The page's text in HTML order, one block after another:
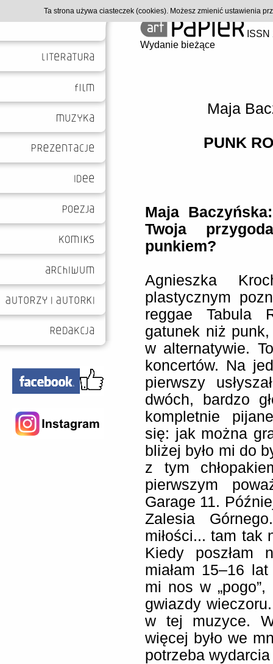
Wydanie bieżące
Maja
PUNK
Maja
Twoja
punkiem?
Agnieszka
plastycznym
reggae Tabula
gatunek niż
w alternatywie.
koncertów. Na
pierwszy
dwóch, bardzo
kompletnie
się: jak można
bliżej było mi do
z tym
pierwszym
Garage 11.
Zalesia
miłości... tam tak
Kiedy poszłam
miałam 15–16
mi nos w
gwiazdy
w tej muzyce.
więcej było we
potrzeba
Ta strona używa ciasteczek (cookies). Możesz zmienić ustawienia